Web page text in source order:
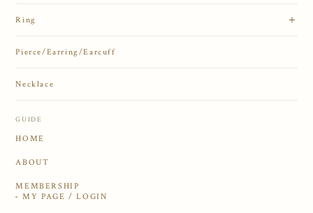
Ring
Pierce/Earring/Earcuff
Necklace
GUIDE
HOME
ABOUT
MEMBERSHIP
MY PAGE / LOGIN